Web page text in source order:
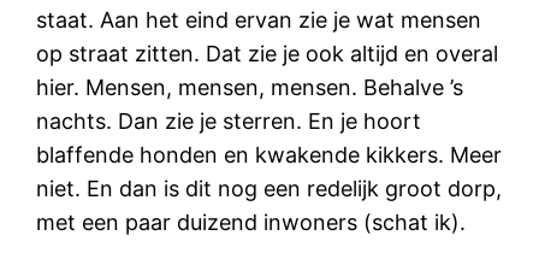
staat. Aan het eind ervan zie je wat mensen
op straat zitten. Dat zie je ook altijd en overal
hier. Mensen, mensen, mensen. Behalve ’s
nachts. Dan zie je sterren. En je hoort
blaffende honden en kwakende kikkers. Meer
niet. En dan is dit nog een redelijk groot dorp,
met een paar duizend inwoners (schat ik).